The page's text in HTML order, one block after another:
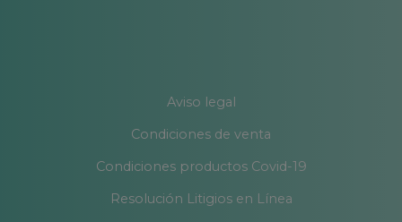
Aviso legal
Condiciones de venta
Condiciones productos Covid-19
Resolución Litigios en Línea